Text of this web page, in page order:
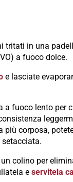
tritati in una
a fuoco dolce.
e lasciate
a fuoco lento per
più corposa,
colino per
eservitela